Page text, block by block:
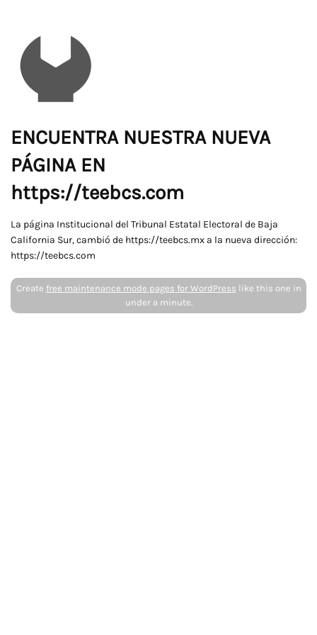
ENCUENTRA NUESTRA NUEVA
PÁGINA EN
https://teebcs.com
La página Institucional del Tribunal Estatal Electoral de Baja
California Sur, cambió de https://teebcs.mx a la nueva dirección:
https://teebcs.com
Create free maintenance mode pages for WordPress like this one in
under a minute.